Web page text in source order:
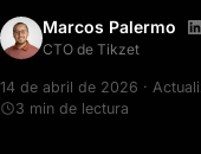
Soy nuevo
Ya tengo cuenta
Marcos Palermo
CTO de Tikzet
14 de abril de 2026 ·
3 min de lectura